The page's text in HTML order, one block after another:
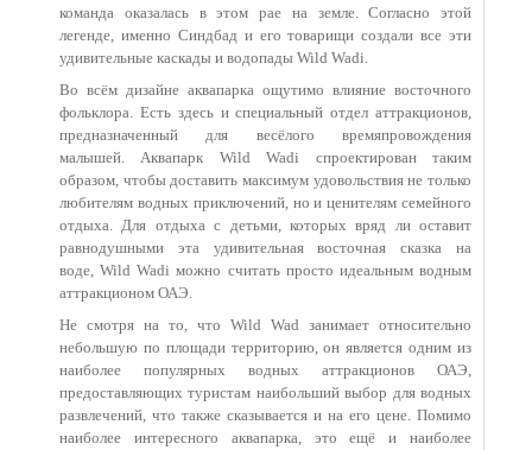
команда оказалась в этом рае на земле. Согласно этой
легенде, именно Синдбад и его товарищи создали все эти
удивительные каскады и водопады Wild Wadi.
Во всём дизайне аквапарка ощутимо влияние восточного
фольклора. Есть здесь и специальный отдел аттракционов,
предназначенный для весёлого времяпровождения
малышей. Аквапарк Wild Wadi спроектирован таким
образом, чтобы доставить максимум удовольствия не только
любителям водных приключений, но и ценителям семейного
отдыха. Для отдыха с детьми, которых вряд ли оставит
равнодушными эта удивительная восточная сказка на
воде, Wild Wadi можно считать просто идеальным водным
аттракционом ОАЭ.
Не смотря на то, что Wild Wad занимает относительно
небольшую по площади территорию, он является одним из
наиболее популярных водных аттракционов ОАЭ,
предоставляющих туристам наибольший выбор для водных
развлечений, что также сказывается и на его цене. Помимо
наиболее интересного аквапарка, это ещё и наиболее